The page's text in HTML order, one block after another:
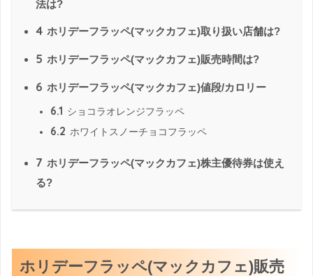
法は?
4 ホリデーフラッペ(マックカフェ)取り扱い店舗は?
5 ホリデーフラッペ(マックカフェ)販売時間は?
6 ホリデーフラッペ(マックカフェ)値段/カロリー
6.1 ショコラオレンジフラッペ
6.2 ホワイトスノーチョコフラッペ
7 ホリデーフラッペ(マックカフェ)株主優待券は使え
る?
ホリデーフラッペ(マックカフェ)販売